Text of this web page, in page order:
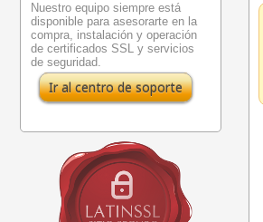
Nuestro equipo siempre está
disponible para asesorarte en la
compra, instalación y operación
de certificados SSL y servicios
de seguridad.
Ir al centro de soporte